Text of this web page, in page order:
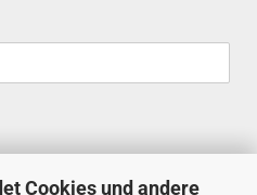
Cookies und andere